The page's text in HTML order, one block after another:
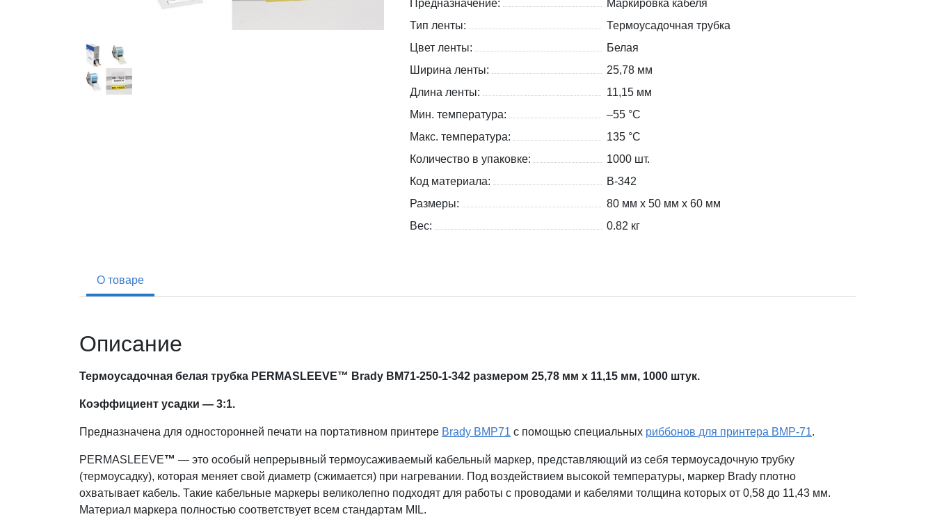
Предназначение:
Маркировка кабеля
Тип ленты:
Термоусадочная трубка
Цвет ленты:
Белая
Ширина ленты:
25,78 мм
Длина ленты:
11,15 мм
Мин. температура:
–55 °С
Макс. температура:
135 °С
Количество в упаковке:
1000 шт.
Код материала:
B-342
Размеры:
80 мм x 50 мм x 60 мм
Вес:
0.82 кг
О товаре
Описание
Термоусадочная белая трубка PERMASLEEVE™ Brady BM71-250-1-342 размером 25,78 мм х 11,15 мм, 1000 штук.
Коэффициент усадки — 3:1.
Предназначена для односторонней печати на портативном принтере Brady BMP71 с помощью специальных риббонов для принтера BMP-71.
PERMASLEEVE™ — это особый непрерывный термоусаживаемый кабельный маркер, представляющий из себя термоусадочную трубку
(термоусадку), которая меняет свой диаметр (сжимается) при нагревании. Под воздействием высокой температуры, маркер Brady плотно
охватывает кабель. Такие кабельные маркеры великолепно подходят для работы с проводами и кабелями толщина которых от 0,58 до 11,43 мм.
Материал маркера полностью соответствует всем стандартам MIL.